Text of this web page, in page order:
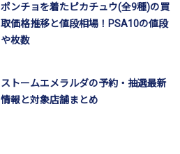
ポンチョを着たピカチュウ(全9種)の買
取価格推移と値段相場！PSA10の値段
や枚数
ストームエメラルダの予約・抽選最新
情報と対象店舗まとめ